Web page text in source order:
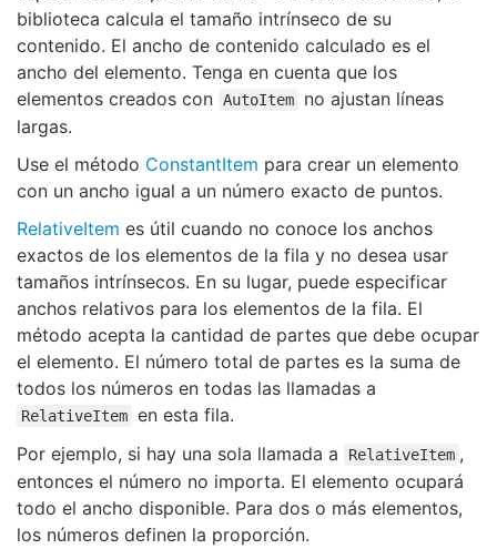
biblioteca calcula el tamaño intrínseco de su
contenido. El ancho de contenido calculado es el
ancho del elemento. Tenga en cuenta que los
elementos creados con AutoItem
no ajustan líneas
largas.
Use el método ConstantItem para crear un elemento
con un ancho igual a un número exacto de puntos.
RelativeItem es útil cuando no conoce los anchos
exactos de los elementos de la fila y no desea usar
tamaños intrínsecos. En su lugar, puede especificar
anchos relativos para los elementos de la fila. El
método acepta la cantidad de partes que debe ocupar
el elemento. El número total de partes es la suma de
todos los números en todas las llamadas a
RelativeItem en esta fila.
Por ejemplo, si hay una sola llamada a
RelativeItem ,
entonces el número no importa. El elemento ocupará
todo el ancho disponible. Para dos o más elementos,
los números definen la proporción.